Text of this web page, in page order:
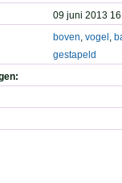
09 juni 2013
boven, vogel ,
gestapeld